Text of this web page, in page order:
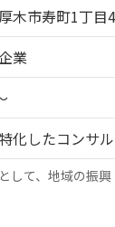
木市寿町1丁目
業
化したコンサ
して、地域の振